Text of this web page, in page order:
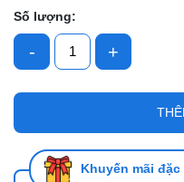
Số lượng:
- +
Khuyến mãi